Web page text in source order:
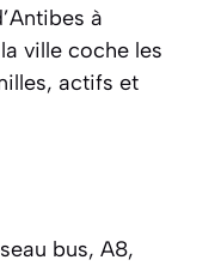
à
ville coche les
actifs et
bus, A8,